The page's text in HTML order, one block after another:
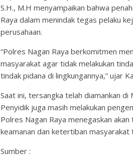
S.H., M.H menyampaikan bahwa
Raya dalam menindak tegas pelaku
perusahaan.
“Polres Nagan Raya berkomitmen
masyarakat agar tidak melakukan
tindak pidana di lingkungannya,” ujar
Saat ini, tersangka telah diamankan
Penyidik juga masih melakukan
Polres Nagan Raya menegaskan
keamanan dan ketertiban
Sumber :